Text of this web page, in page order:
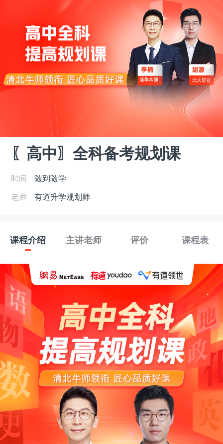
〖高中〗全科备考规划课
时间
随到随学
老师
有道升学规划师
课程介绍 主讲老师 评价 课程表